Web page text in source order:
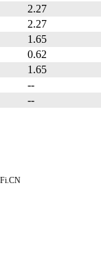
2.27
2.27
1.65
0.62
1.65
--
--